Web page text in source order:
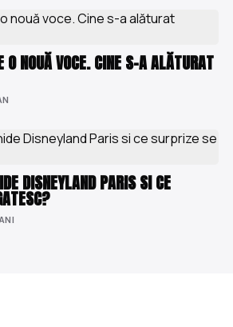
NOUĂ VOCE. CINE S-A ALĂTURAT
DISNEYLAND PARIS SI CE